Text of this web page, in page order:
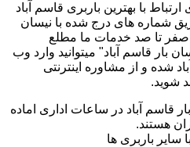
با بهترین باربری قاسم آباد
شماره های درج شده با نیسان
صفر تا صد خدمات ما مطلع
بار قاسم آباد" میتوانید وارد وب
شده و از مشاوره اینترنتی
شوید.
قاسم آباد در ساعات اداری اماده
هستند.
سایر باربری ها